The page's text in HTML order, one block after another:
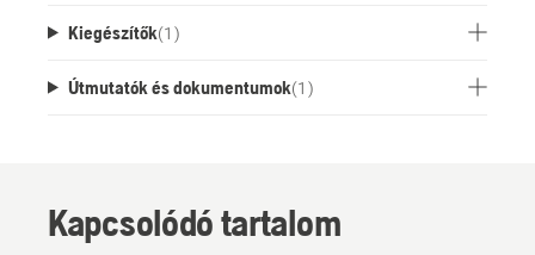
Kiegészítők(1 )
Útmutatók és dokumentumok(1 )
Kapcsolódó tartalom